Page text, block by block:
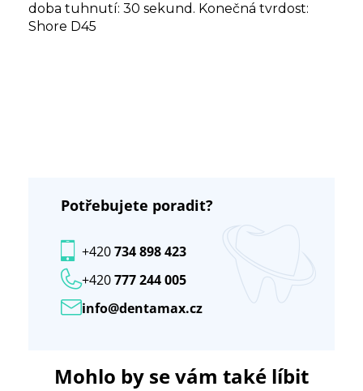
doba tuhnutí: 30 sekund. Konečná tvrdost:
Shore D45
Potřebujete poradit?
info@dentamax.cz
+420777 244 005
+420734 898 423
Mohlo by se vám také líbit